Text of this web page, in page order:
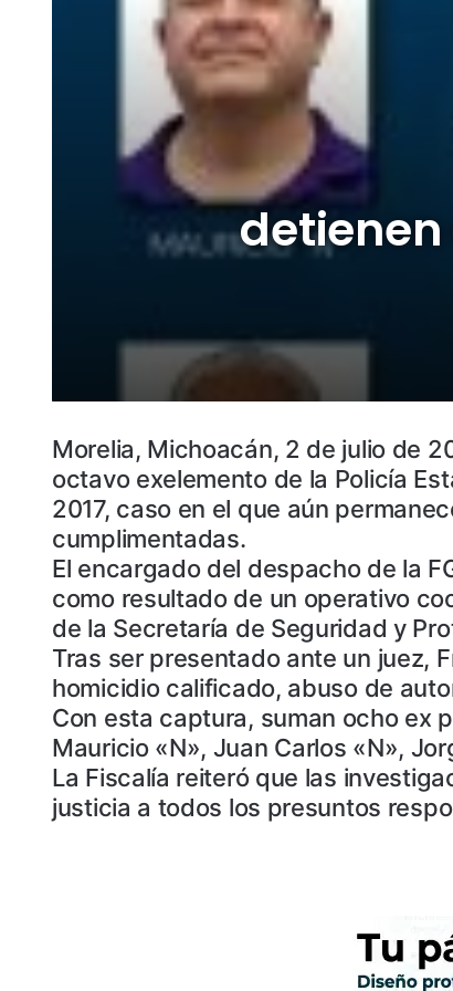
Morelia, Michoacán, 2 de julio de
octavo exelemento de la Policía
2017, caso en el que aún
cumplimentadas.
El encargado del despacho de la
como resultado de un operativo
de la Secretaría de Seguridad y
Tras ser presentado ante un juez,
homicidio calificado, abuso de
Con esta captura, suman ocho ex
Mauricio «N», Juan Carlos «N»,
La Fiscalía reiteró que las
justicia a todos los presuntos